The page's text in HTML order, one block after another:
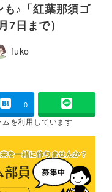
♪「紅葉那須ゴ
7日まで）
fuko
0
ムを利用しています